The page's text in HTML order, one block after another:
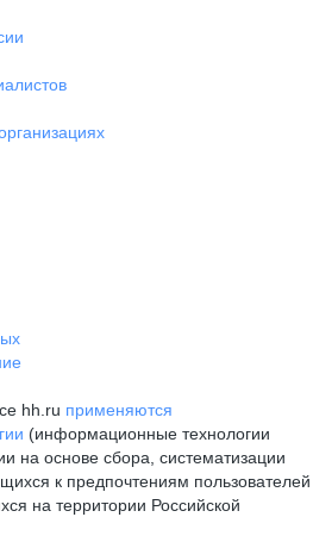
hh.ru применяются
(информационные технологии
на основе сбора, систематизации
к предпочтениям пользователей
на территории Российской